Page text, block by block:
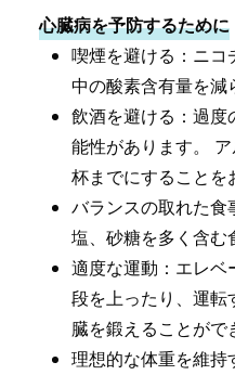
心臓病を予防するために
喫煙を避ける：ニコ
中の酸素含有量を減
飲酒を避ける：過
能性があります。
杯までにすることを
バランスの取れた食
塩、砂糖を多く含む
適度な運動：エレ
段を上ったり、運
臓を鍛えることがで
理想的な体重を維持